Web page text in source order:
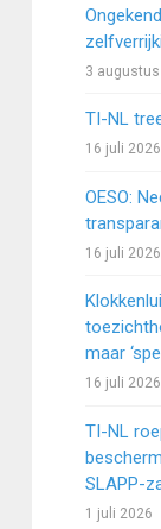
3
TI-NL
16 juli 2026
OESO:
16 juli 2026
maar
16 juli 2026
TI-NL
SLAPP-
1 juli 2026